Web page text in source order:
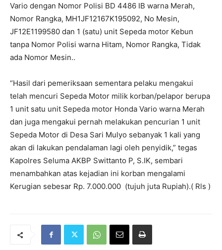
Vario dengan Nomor Polisi BD 4486 IB warna Merah,
Nomor Rangka, MH1JF12167K195092, No Mesin,
JF12E1199580 dan 1 (satu) unit Sepeda motor Kebun
tanpa Nomor Polisi warna Hitam, Nomor Rangka, Tidak
ada Nomor Mesin..
“Hasil dari pemeriksaan sementara pelaku mengakui
telah mencuri Sepeda Motor milik korban/pelapor berupa
1 unit satu unit Sepeda motor Honda Vario warna Merah
dan juga mengakui pernah melakukan pencurian 1 unit
Sepeda Motor di Desa Sari Mulyo sebanyak 1 kali yang
akan di lakukan pendalaman lagi oleh penyidik,” tegas
Kapolres Seluma AKBP Swittanto P, S.IK, sembari
menambahkan atas kejadian ini korban mengalami
Kerugian sebesar Rp. 7.000.000 (tujuh juta Rupiah).( Rls )